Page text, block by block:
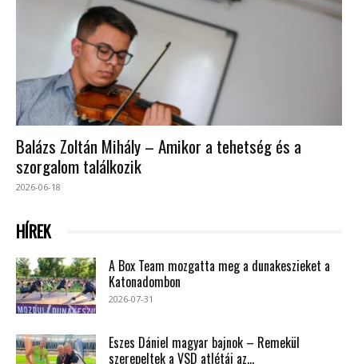
Balázs Zoltán Mihály – Amikor a tehetség és a
szorgalom találkozik
2026-06-18
HÍREK
A Box Team mozgatta meg a dunakeszieket a
Katonadombon
2026-07-31
Eszes Dániel magyar bajnok – Remekül
szerepeltek a VSD atlétái az...